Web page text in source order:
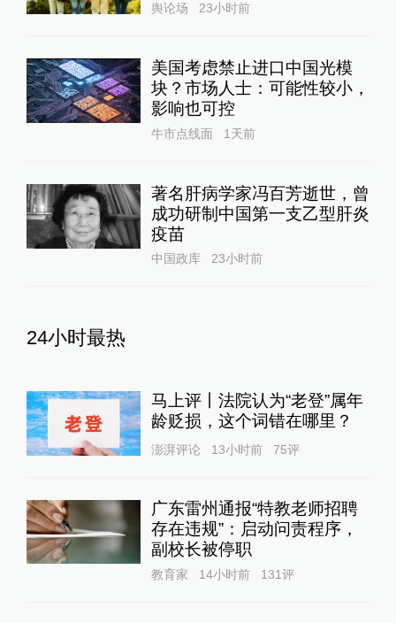
舆论场 23小时前
美国考虑禁止进口中国光模
块？市场人士：可能性较小，
影响也可控
牛市点线面 1天前
著名肝病学家冯百芳逝世，曾
成功研制中国第一支乙型肝炎
疫苗
中国政库 23小时前
24小时最热
马上评丨法院认为“老登”属年
龄贬损，这个词错在哪里？
澎湃评论 13小时前 75评
广东雷州通报“特教老师招聘
存在违规”：启动问责程序，
副校长被停职
教育家 14小时前 131评